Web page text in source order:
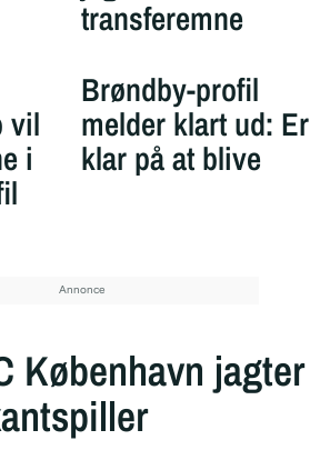
transferemne
vil
i
Brøndby-profil
melder klart ud: Er
klar på at blive
København jagter